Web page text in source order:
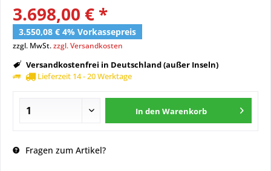
3.698,00 € *
3.550,08 € 4% Vorkassepreis
zzgl. MwSt.zzgl. Versandkosten
Versandkostenfrei in Deutschland (außer Inseln)
Lieferzeit 14 - 20 Werktage
In den Warenkorb
Fragen zum Artikel?